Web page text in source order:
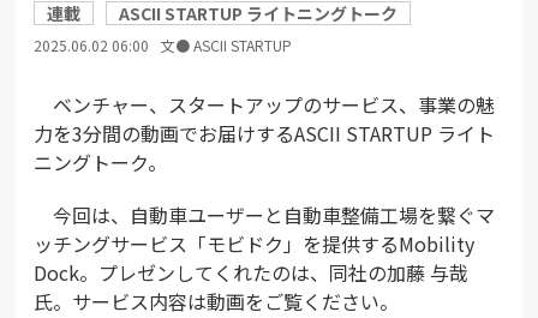
連載 ASCII STARTUP ライトニングトーク
2025.06.02 06:00 文● ASCII STARTUP
ベンチャー、スタートアップのサービス、事業の魅
力を3分間の動画でお届けするASCII STARTUP ライト
ニングトーク。
今回は、自動車ユーザーと自動車整備工場を繋ぐマ
ッチングサービス「モビドク」を提供するMobility
Dock。プレゼンしてくれたのは、同社の加藤 与哉
氏。サービス内容は動画をご覧ください。